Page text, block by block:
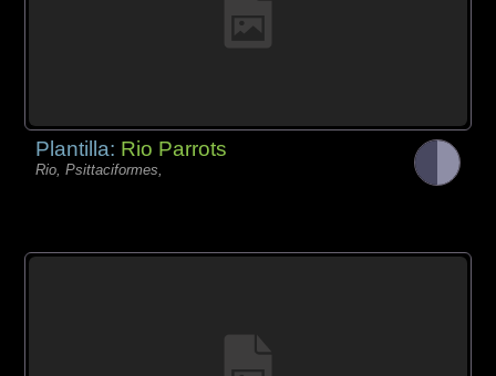
Plantilla: Rio Parrots
Rio, Psittaciformes,